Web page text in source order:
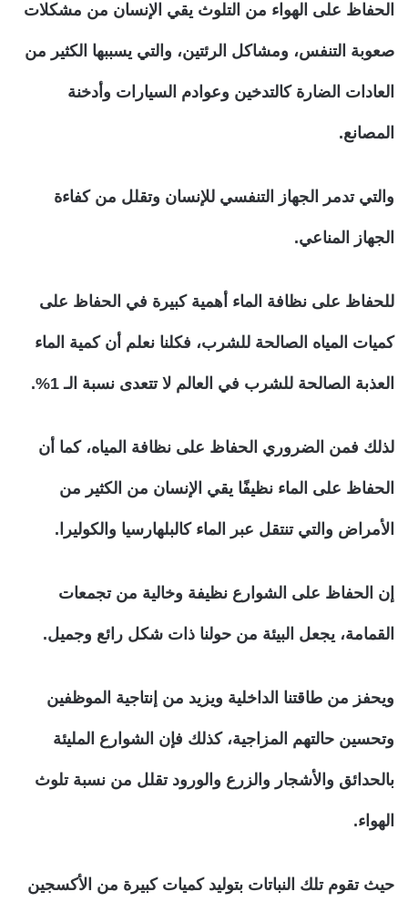
الحفاظ على الهواء من التلوث يقي الإنسان من مشكلات
صعوبة التنفس، ومشاكل الرئتين، والتي يسببها الكثير من
العادات الضارة كالتدخين وعوادم السيارات وأدخنة
المصانع.
والتي تدمر الجهاز التنفسي للإنسان وتقلل من كفاءة
الجهاز المناعي.
للحفاظ على نظافة الماء أهمية كبيرة في الحفاظ على
كميات المياه الصالحة للشرب، فكلنا نعلم أن كمية الماء
العذبة الصالحة للشرب في العالم لا تتعدى نسبة الـ 1%.
لذلك فمن الضروري الحفاظ على نظافة المياه، كما أن
الحفاظ على الماء نظيفًا يقي الإنسان من الكثير من
الأمراض والتي تنتقل عبر الماء كالبلهارسيا والكوليرا.
إن الحفاظ على الشوارع نظيفة وخالية من تجمعات
القمامة، يجعل البيئة من حولنا ذات شكل رائع وجميل.
ويحفز من طاقتنا الداخلية ويزيد من إنتاجية الموظفين
وتحسين حالتهم المزاجية، كذلك فإن الشوارع المليئة
بالحدائق والأشجار والزرع والورود تقلل من نسبة تلوث
الهواء.
حيث تقوم تلك النباتات بتوليد كميات كبيرة من الأكسجين